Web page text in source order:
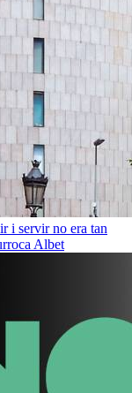
i servir no era tan
Albet